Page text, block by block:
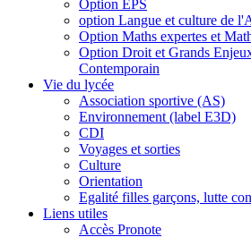
Option EPS
option Langue et culture de
Option Maths expertes et
Option Droit et Grands
Contemporain
Vie du lycée
Association sportive (AS)
Environnement (label E3D)
CDI
Voyages et sorties
Culture
Orientation
Egalité filles garçons, lutte
Liens utiles
Accès Pronote